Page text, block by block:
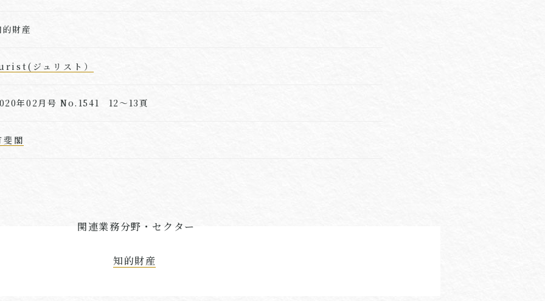
的財産
ジュリスト）
年02月号 No.1541 12～13頁
斐閣
関連業務分野・セクター
知的財産